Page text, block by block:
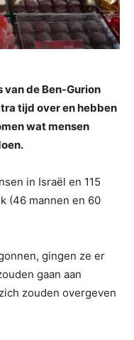
de Ben-Gurion
tijd over en hebben
wat mensen
in Israël en 115
(46 mannen en 60
gingen ze er
gaan aan
zouden overgeven